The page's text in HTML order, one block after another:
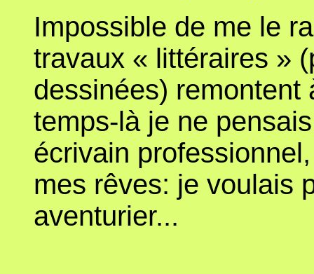
Impossible de me le
travaux « littéraires »
dessinées) remontent
temps-là je ne
écrivain
mes rêves: je voulais
aventurier...